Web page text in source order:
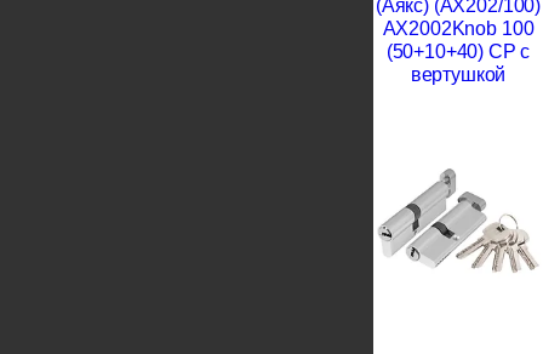
(Аякс) (AX202/100)
AX2002Knob 100
(50+10+40) CP с
вертушкой